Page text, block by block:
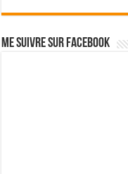
Me suivre sur Facebook